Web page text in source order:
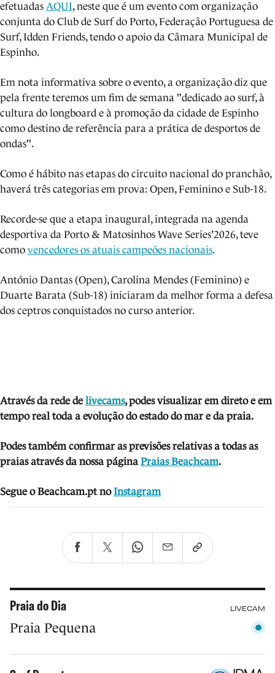
efetuadas AQUI, neste que é um evento com organização
conjunta do Club de Surf do Porto, Federação Portuguesa de
Surf, Idden Friends, tendo o apoio da Câmara Municipal de
Espinho.
Em nota informativa sobre o evento, a organização diz que
pela frente teremos um fim de semana "dedicado ao surf, à
cultura do longboard e à promoção da cidade de Espinho
como destino de referência para a prática de desportos de
ondas".
Como é hábito nas etapas do circuito nacional do pranchão,
haverá três categorias em prova: Open, Feminino e Sub-18.
Recorde-se que a etapa inaugural, integrada na agenda
desportiva da Porto & Matosinhos Wave Series'2026, teve
como vencedores os atuais campeões nacionais.
António Dantas (Open), Carolina Mendes (Feminino) e
Duarte Barata (Sub-18) iniciaram da melhor forma a defesa
dos ceptros conquistados no curso anterior.
Através da rede delivecams, podes visualizar em direto e em
tempo real toda a evolução do estado do mar e da praia.
Podes também confirmar as previsões relativas a todas as
praias através da nossa páginaPraias Beachcam.
Segue o Beachcam.pt no Instagram
Praia do Dia LIVECAM
Praia Pequena